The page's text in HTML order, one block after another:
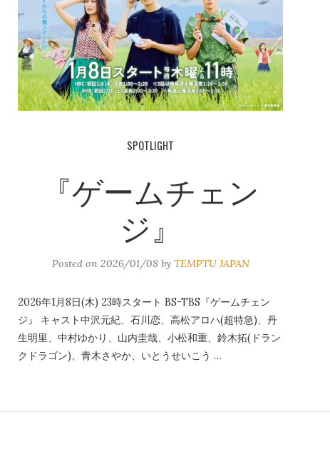
SPOTLIGHT
『ゲームチェン
ジ』
Posted on 2026/01/08 by TEMPTU JAPAN
2026年1月8日(木) 23時スタート BS-TBS『ゲームチェン
ジ』 キャスト中沢元紀、石川恋、高松アロハ(超特急)、丹
生明里、中村ゆかり、山内圭哉、小松和重、鈴木拓(ドラン
クドラゴン)、青木さやか、いとうせいこう …